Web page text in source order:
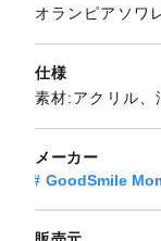
オランピアソワ
仕様
素材:アクリル
メーカー
GoodSmile